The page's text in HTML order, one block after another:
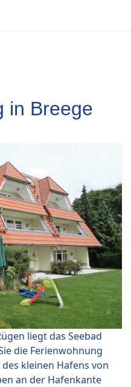
in Breege
liegt das Seebad
die Ferienwohnung
kleinen Hafens von
an der Hafenkante